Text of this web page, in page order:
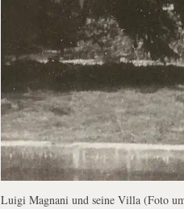
Luigi Magnani und seine Villa (Foto